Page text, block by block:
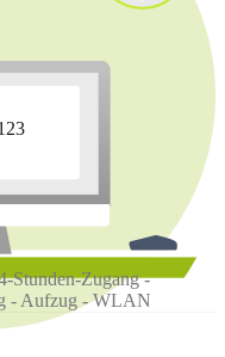
Stunden-Zugang -
- Aufzug - WLAN